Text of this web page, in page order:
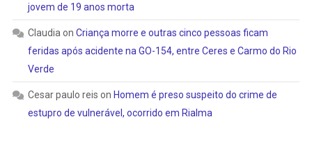
jovem de 19 anos morta
Claudia on Criança morre e outras cinco pessoas ficam
feridas após acidente na GO-154, entre Ceres e Carmo do Rio
Verde
Cesar paulo reis on Homem é preso suspeito do crime de
estupro de vulnerável, ocorrido em Rialma